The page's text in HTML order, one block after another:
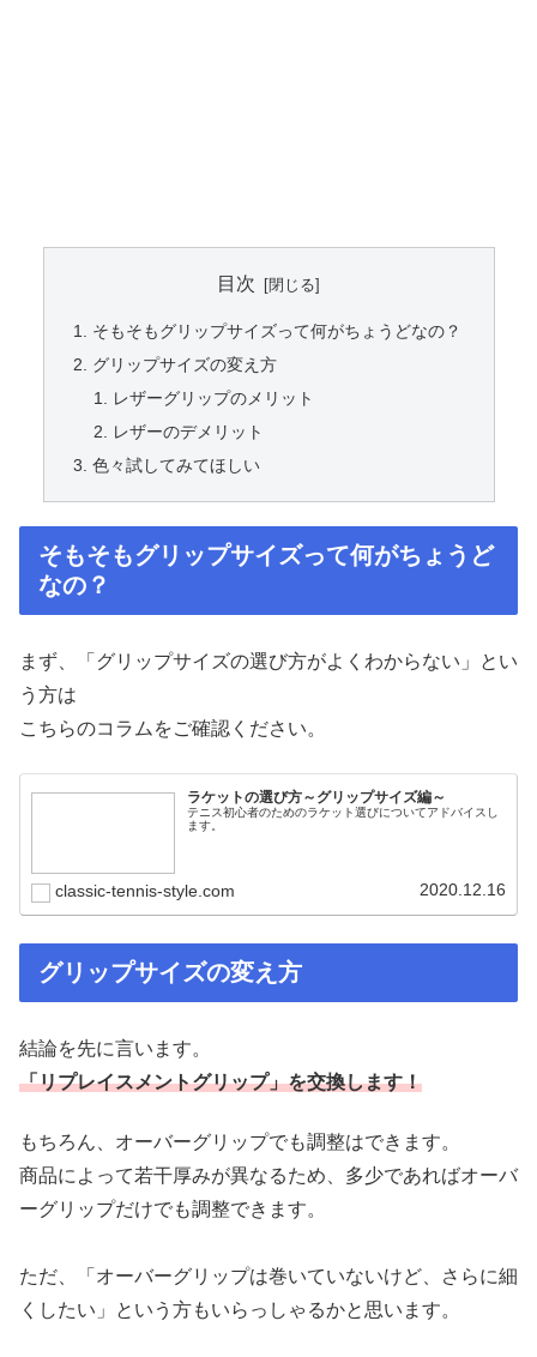
目次
そもそもグリップサイズって何がちょうどなの？
グリップサイズの変え方
レザーグリップのメリット
レザーのデメリット
色々試してみてほしい
そもそもグリップサイズって何がちょうど
なの？
まず、「グリップサイズの選び方がよくわからない」とい
う方は
こちらのコラムをご確認ください。
ラケットの選び方～グリップサイズ編～
テニス初心者のためのラケット選びについてアドバイスし
ます。
classic-tennis-style.com 2020.12.16
グリップサイズの変え方
結論を先に言います。
「リプレイスメントグリップ」を交換します！
もちろん、オーバーグリップでも調整はできます。
商品によって若干厚みが異なるため、多少であればオーバ
ーグリップだけでも調整できます。
ただ、「オーバーグリップは巻いていないけど、さらに細
くしたい」という方もいらっしゃるかと思います。